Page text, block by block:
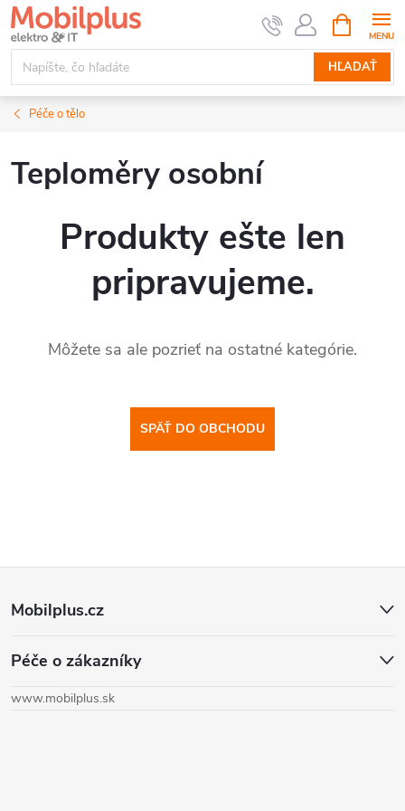
Prejsť
na
obsah
HĽADAŤ
KOŠÍK
Péče o tělo
Teploměry osobní
Produkty ešte len
pripravujeme.
Môžete sa ale pozrieť na ostatné kategórie.
SPÄŤ DO OBCHODU
p
Mobilplus.cz
Péče o zákazníky
www.mobilplus.sk